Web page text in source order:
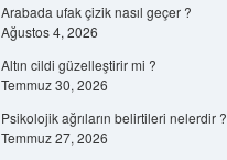
Arabada ufak çizik nasıl geçer ?
Ağustos 4, 2026
Altın cildi güzelleştirir mi ?
Temmuz 30, 2026
Psikolojik ağrıların belirtileri nelerdir ?
Temmuz 27, 2026